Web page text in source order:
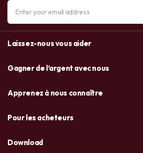
Laissez-nous vous aider
Gagner de l’argent avec nous
Apprenez à nous connaître
Pour les acheteurs
Download